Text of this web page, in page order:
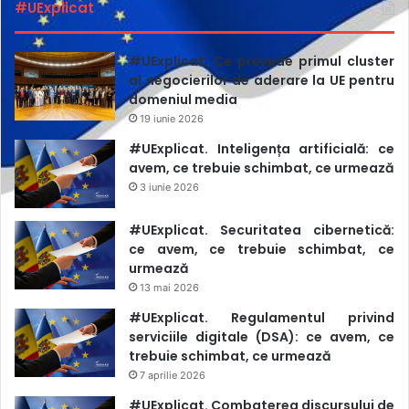
decembrie 2023. Victoria va fi însoțită la curs de Anca
Simina, jurnalistă la Recorder și autoarea podcastului On
the Record, precum și de Liliana Nicolae, jurnalistă la
Radio Europa FM București, specializată pe reportaje.
MasterMind,un spațiu sigur de inovare și cizelare a
#UExplicat
#UExplicat. Ce prevede primul cluster
al negocierilor de aderare la UE pentru
domeniul media
19 iunie 2026
#UExplicat. Inteligența artificială: ce
avem, ce trebuie schimbat, ce urmează
3 iunie 2026
#UExplicat. Securitatea cibernetică:
ce avem, ce trebuie schimbat, ce
urmează
13 mai 2026
#UExplicat. Regulamentul privind
serviciile digitale (DSA): ce avem, ce
trebuie schimbat, ce urmează
7 aprilie 2026
#UExplicat. Combaterea discursului de